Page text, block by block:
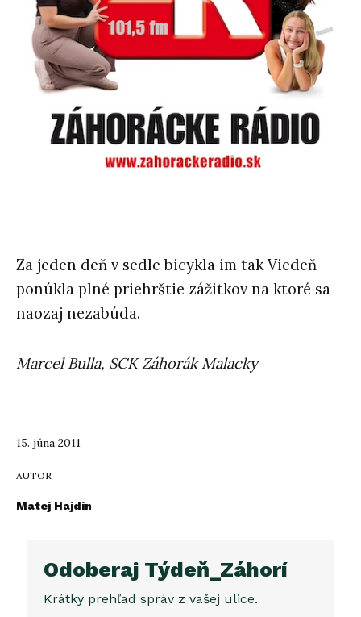
15. júna 2011
AUTOR
Matej Hajdin
Za jeden deň v sedle bicykla im tak Viedeň
ponúkla plné priehrštie zážitkov na ktoré sa
naozaj nezabúda.
Marcel Bulla, SCK Záhorák Malacky
Odoberaj Týdeň_Záhorí
Krátky prehľad správ z vašej ulice.